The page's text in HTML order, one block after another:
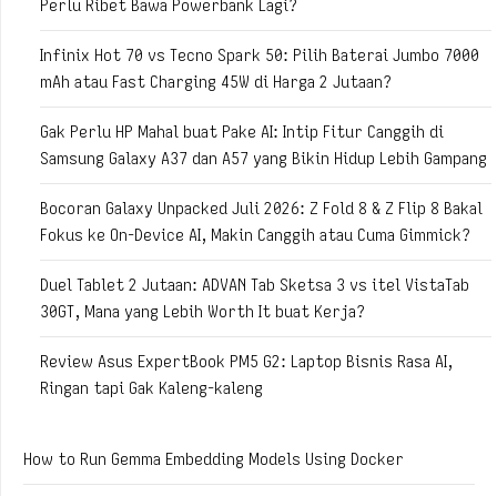
Perlu Ribet Bawa Powerbank Lagi?
Infinix Hot 70 vs Tecno Spark 50: Pilih Baterai Jumbo 7000
mAh atau Fast Charging 45W di Harga 2 Jutaan?
Gak Perlu HP Mahal buat Pake AI: Intip Fitur Canggih di
Samsung Galaxy A37 dan A57 yang Bikin Hidup Lebih Gampang
Bocoran Galaxy Unpacked Juli 2026: Z Fold 8 & Z Flip 8 Bakal
Fokus ke On-Device AI, Makin Canggih atau Cuma Gimmick?
Duel Tablet 2 Jutaan: ADVAN Tab Sketsa 3 vs itel VistaTab
30GT, Mana yang Lebih Worth It buat Kerja?
Review Asus ExpertBook PM5 G2: Laptop Bisnis Rasa AI,
Ringan tapi Gak Kaleng-kaleng
How to Run Gemma Embedding Models Using Docker